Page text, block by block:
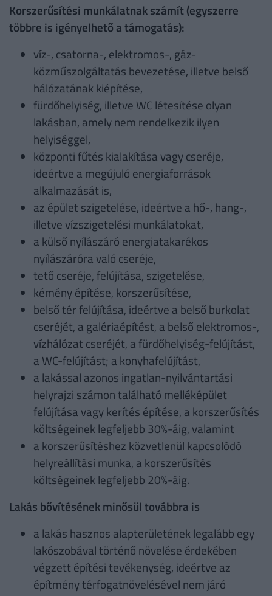
Korszerűsítési munkálatnak számít (egyszerre
többre is igényelhető a támogatás):
víz-, csatorna-, elektromos-, gáz-
közműszolgáltatás bevezetése, illetve belső
hálózatának kiépítése,
fürdőhelyiség, illetve WC létesítése olyan
lakásban, amely nem rendelkezik ilyen
helyiséggel,
központi fűtés kialakítása vagy cseréje,
ideértve a megújuló energiaforrások
alkalmazását is,
az épület szigetelése, ideértve a hő-, hang-,
illetve vízszigetelési munkálatokat,
a külső nyílászáró energiatakarékos
nyílászáróra való cseréje,
tető cseréje, felújítása, szigetelése,
kémény építése, korszerűsítése,
belső tér felújítása, ideértve a belső burkolat
cseréjét, a galériaépítést, a belső elektromos-,
vízhálózat cseréjét, a fürdőhelyiség-felújítást,
a WC-felújítást; a konyhafelújítást,
a lakással azonos ingatlan-nyilvántartási
helyrajzi számon található melléképület
felújítása vagy kerítés építése, a korszerűsítés
költségeinek legfeljebb 30%-áig, valamint
a korszerűsítéshez közvetlenül kapcsolódó
helyreállítási munka, a korszerűsítés
költségeinek legfeljebb 20%-áig.
Lakás bővítésének minősül továbbra is
a lakás hasznos alapterületének legalább egy
lakószobával történő növelése érdekében
végzett építési tevékenység, ideértve az
építmény térfogatnövelésével nem járó